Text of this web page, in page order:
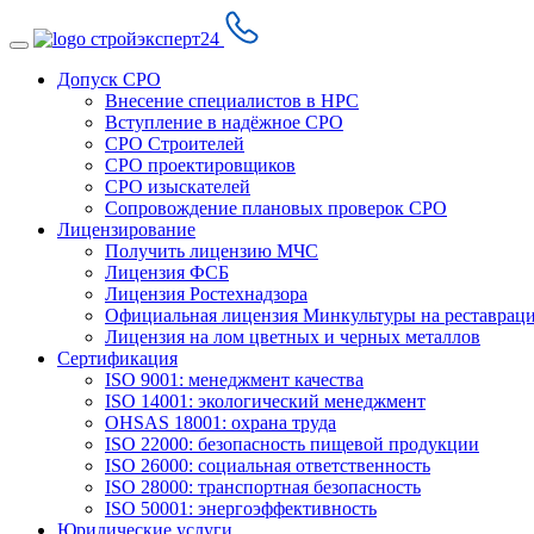
Допуск СРО
Внесение специалистов в НРС
Вступление в надёжное СРО
СРО Строителей
СРО проектировщиков
СРО изыскателей
Сопровождение плановых проверок СРО
Лицензирование
Получить лицензию МЧС
Лицензия ФСБ
Лицензия Ростехнадзора
Официальная лицензия Минкультуры на
Лицензия на лом цветных и черных металлов
Сертификация
ISO 9001: менеджмент качества
ISO 14001: экологический менеджмент
OHSAS 18001: охрана труда
ISO 22000: безопасность пищевой продукции
ISO 26000: социальная ответственность
ISO 28000: транспортная безопасность
ISO 50001: энергоэффективность
Юридические услуги